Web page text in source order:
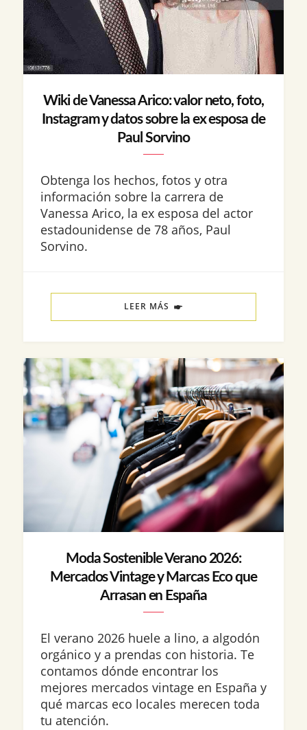
Wiki de Vanessa Arico: valor neto, foto,
Instagram y datos sobre la ex esposa de
Paul Sorvino
Obtenga los hechos, fotos y otra
información sobre la carrera de
Vanessa Arico, la ex esposa del actor
estadounidense de 78 años, Paul
Sorvino.
LEER MÁS
Moda Sostenible Verano 2026:
Mercados Vintage y Marcas Eco que
Arrasan en España
El verano 2026 huele a lino, a algodón
orgánico y a prendas con historia. Te
contamos dónde encontrar los
mejores mercados vintage en España y
qué marcas eco locales merecen toda
tu atención.